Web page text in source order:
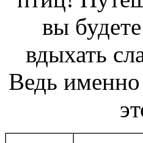
вы
вдыхать
Ведь именно